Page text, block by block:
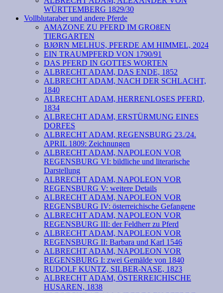
WÜRTTEMBERG 1829/30
Vollblutaraber und andere Pferde
AMAZONE ZU PFERD IM GROßEN
TIERGARTEN
BJØRN MELHUS, PFERDE AM HIMMEL, 2024
EIN TRAUMPFERD VON 1790/91
DAS PFERD IN GOTTES WORTEN
ALBRECHT ADAM, DAS ENDE, 1852
ALBRECHT ADAM, NACH DER SCHLACHT,
1840
ALBRECHT ADAM, HERRENLOSES PFERD,
1834
ALBRECHT ADAM, ERSTÜRMUNG EINES
DORFES
ALBRECHT ADAM, REGENSBURG 23./24.
APRIL 1809: Zeichnungen
ALBRECHT ADAM, NAPOLEON VOR
REGENSBURG VI: bildliche und literarische
Darstellung
ALBRECHT ADAM, NAPOLEON VOR
REGENSBURG V: weitere Details
ALBRECHT ADAM, NAPOLEON VOR
REGENSBURG IV: österreichische Gefangene
ALBRECHT ADAM, NAPOLEON VOR
REGENSBURG III: der Feldherr zu Pferd
ALBRECHT ADAM, NAPOLEON VOR
REGENSBURG II: Barbara und Karl 1546
ALBRECHT ADAM, NAPOLEON VOR
REGENSBURG I: zwei Gemälde von 1840
RUDOLF KUNTZ, SILBER-NASE, 1823
ALBRECHT ADAM, ÖSTERREICHISCHE
HUSAREN, 1838